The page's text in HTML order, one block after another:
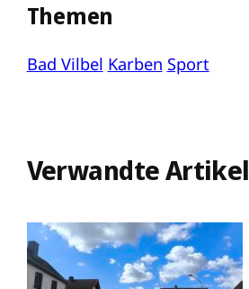
Themen
Bad Vilbel Karben Sport
Verwandte Artikel